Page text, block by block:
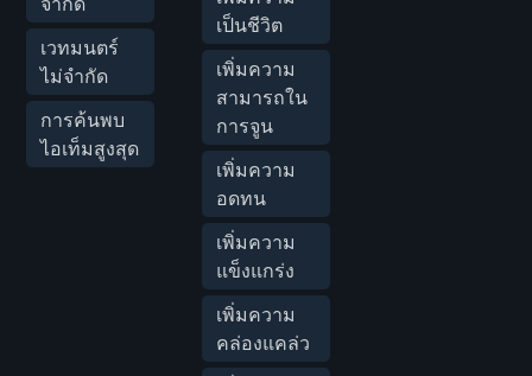
เวทมนตร์
ไม่จำกัด
การค้นพบ
ไอเท็มสูงสุด
เป็นชีวิต
เพิ่มความ
สามารถใน
การจูน
เพิ่มความ
อดทน
เพิ่มความ
แข็งแกร่ง
เพิ่มความ
คล่องแคล่ว